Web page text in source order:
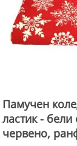
Памучен
ластик -
червено,